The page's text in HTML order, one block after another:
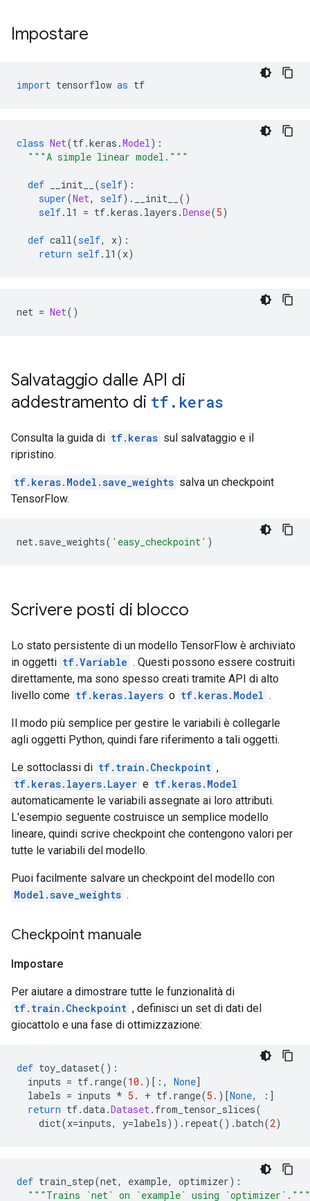
Impostare
import tensorflow as tf
class Net(tf.keras .Model):
"""A simple linear model."""
def __init__ (self):
super(Net, self). __init__
()
self. l1 = tf.keras . layers .Dense(5)
def call(self, x):
return self. l1 (x)
net = Net()
Salvataggio dalle API di
addestramento di tf . keras
Consulta la guida di tf.keras sul salvataggio e il
ripristino.
tf.keras.Model.save_weights salva un checkpoint
TensorFlow.
net. save_weights( 'easy_checkpoint' )
Scrivere posti di blocco
Lo stato persistente di un modello TensorFlow è archiviato
in oggetti tf.Variable . Questi possono essere costruiti
direttamente, ma sono spesso creati tramite API di alto
livello come tf.keras.layers o tf.keras.Model .
Il modo più semplice per gestire le variabili è collegarle
agli oggetti Python, quindi fare riferimento a tali oggetti.
Le sottoclassi di tf.train.Checkpoint ,
tf.keras.layers.Layer e tf.keras.Model
automaticamente le variabili assegnate ai loro attributi.
L'esempio seguente costruisce un semplice modello
lineare, quindi scrive checkpoint che contengono valori per
tutte le variabili del modello.
Puoi facilmente salvare un checkpoint del modello con
Model.save_weights .
Checkpoint manuale
Impostare
Per aiutare a dimostrare tutte le funzionalità di
tf.train.Checkpoint , definisci un set di dati del
giocattolo e una fase di ottimizzazione:
def toy_dataset():
inputs = tf. range(10. )[:, None]
labels = inputs * 5. + tf. range(5. )[None,
:]
return tf.data.Dataset. from_tensor_slices(
dict(x=inputs, y=labels)). repeat().batch(2)
def train_step(net, example, optimizer):
"""Trains `net` on `example` using `optimizer`."""